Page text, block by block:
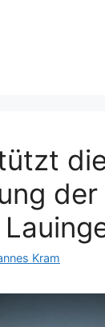
Kram